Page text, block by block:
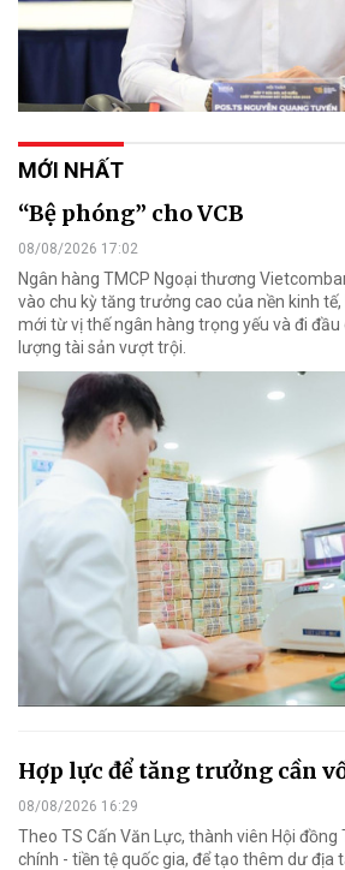
MỚI NHẤT
“Bệ phóng” cho VCB
08/08/2026 17:02
Ngân hàng TMCP Ngoại thương
vào chu kỳ tăng trưởng cao của nền kinh
mới từ vị thế ngân hàng trọng yếu và đi
lượng tài sản vượt trội.
Hợp lực để tăng trưởng cần
08/08/2026 16:29
Theo TS Cấn Văn Lực, thành viên Hội
chính - tiền tệ quốc gia, để tạo thêm dư địa